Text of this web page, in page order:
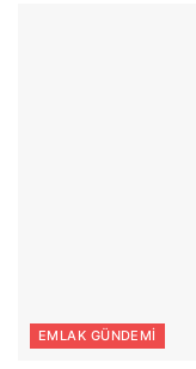
EMLAK GÜNDEMI